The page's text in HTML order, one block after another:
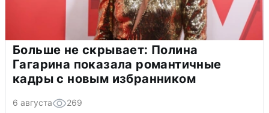
Больше не скрывает: Полина
Гагарина показала романтичные
кадры с новым избранником
6 августа 269